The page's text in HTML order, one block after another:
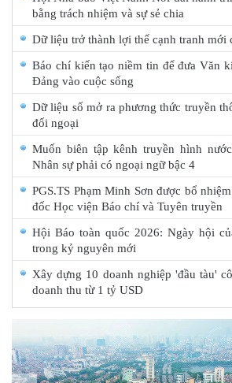
bằng trách nhiệm và sự sẻ chia
Dữ liệu trở thành lợi thế cạnh tranh mới
Báo chí kiến tạo niềm tin để đưa Văn
Đảng vào cuộc sống
Dữ liệu số mở ra phương thức truyền
đối ngoại
Muốn biên tập kênh truyền hình
Nhân sự phải có ngoại ngữ bậc 4
PGS.TS Phạm Minh Sơn được bổ
đốc Học viện Báo chí và Tuyên truyền
Hội Báo toàn quốc 2026: Ngày hội
trong kỷ nguyên mới
Xây dựng 10 doanh nghiệp 'đầu tàu'
doanh thu từ 1 tỷ USD